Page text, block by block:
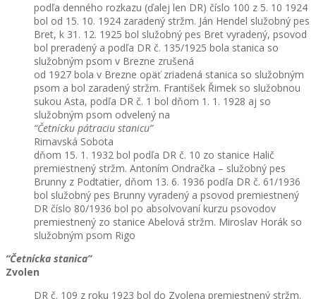
podľa denného rozkazu (ďalej len DR) číslo 100 z 5. 10 1924
bol od 15. 10. 1924 zaradený stržm. Ján Hendel služobný pes
Bret, k 31. 12. 1925 bol služobný pes Bret vyradený, psovod
bol preradený a podľa DR č. 135/1925 bola stanica so
služobným psom v Brezne zrušená
od 1927 bola v Brezne opäť zriadená stanica so služobným
psom a bol zaradený stržm. František Řimek so služobnou
sukou Asta, podľa DR č. 1 bol dňom 1. 1. 1928 aj so
služobným psom odvelený na
“Četnícku pátraciu stanicu”
Rimavská Sobota
dňom 15. 1. 1932 bol podľa DR č. 10 zo stanice Halič
premiestnený stržm. Antoním Ondračka – služobný pes
Brunny z Podtatier, dňom 13. 6. 1936 podľa DR č. 61/1936
bol služobný pes Brunny vyradený a psovod premiestnený
DR číslo 80/1936 bol po absolvovaní kurzu psovodov
premiestnený zo stanice Abelová stržm. Miroslav Horák so
služobným psom Rigo
“Četnícka stanica”
Zvolen
DR č. 109 z roku 1923 bol do Zvolena premiestnený stržm.